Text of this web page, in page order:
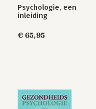
Psychologie, een
inleiding
€ 65,95